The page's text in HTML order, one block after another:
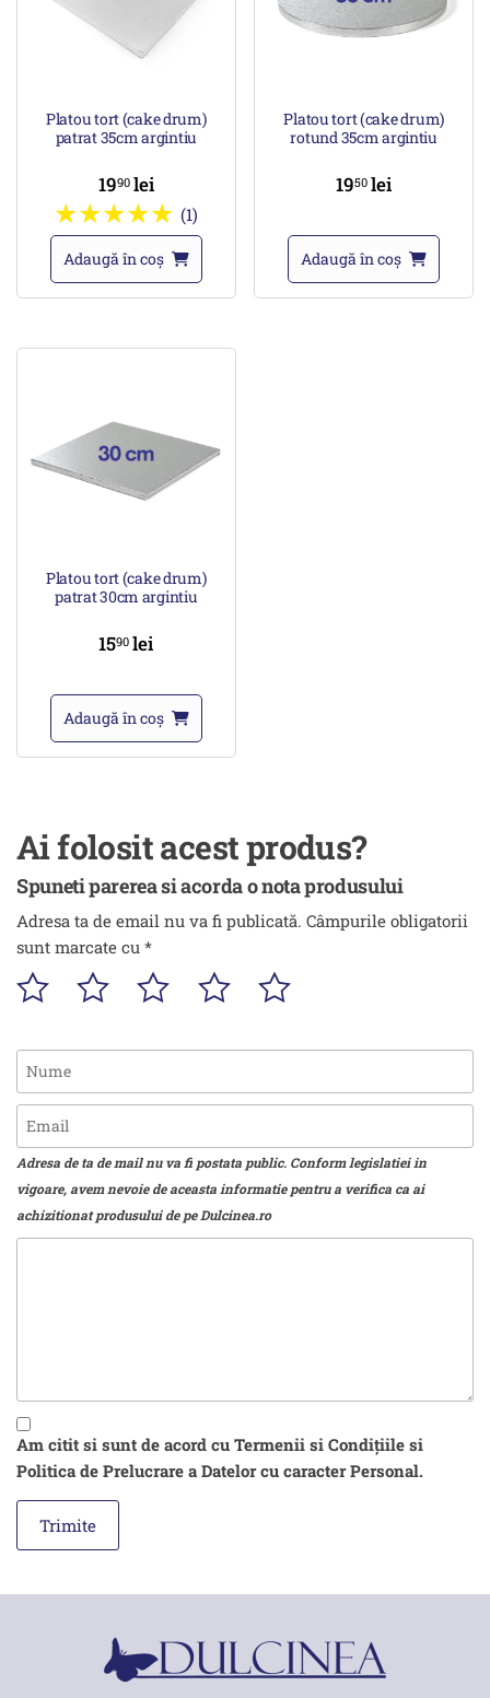
Platou tort (cake drum)
patrat 35cm argintiu
1990 lei
(1)
Adaugă în coș
Platou tort (cake drum)
rotund 35cm argintiu
1950lei
Adaugă în coș
Platou tort (cake drum)
patrat 30cm argintiu
1590lei
Adaugă în coș
Ai folosit acest produs?
Spuneti parerea si acorda o nota produsului
Adresa ta de email nu va fi publicată. Câmpurile obligatorii
sunt marcate cu *
Adresa de ta de mail nu va fi postata public. Conform legislatiei in
vigoare, avem nevoie de aceasta informatie pentru a verifica ca ai
achizitionat produsului de pe Dulcinea.ro
Am citit si sunt de acord cu Termenii si Condițiile si
Politica de Prelucrare a Datelor cu caracter Personal.